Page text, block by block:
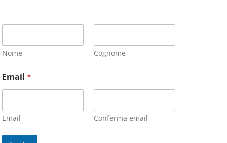
Nome Cognome
Email *
Email Conferma email